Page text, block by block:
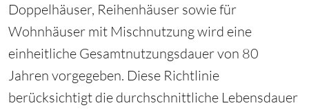
Doppelhäuser, Reihenhäuser sowie für
Wohnhäuser mit Mischnutzung wird eine
einheitliche Gesamtnutzungsdauer von 80
Jahren vorgegeben. Diese Richtlinie
berücksichtigt die durchschnittliche Lebensdauer